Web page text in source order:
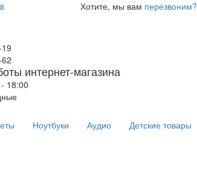
Хотите, мы вам перезвоним?
интернет-магазина
18:00
Ноутбуки Аудио Детские товары